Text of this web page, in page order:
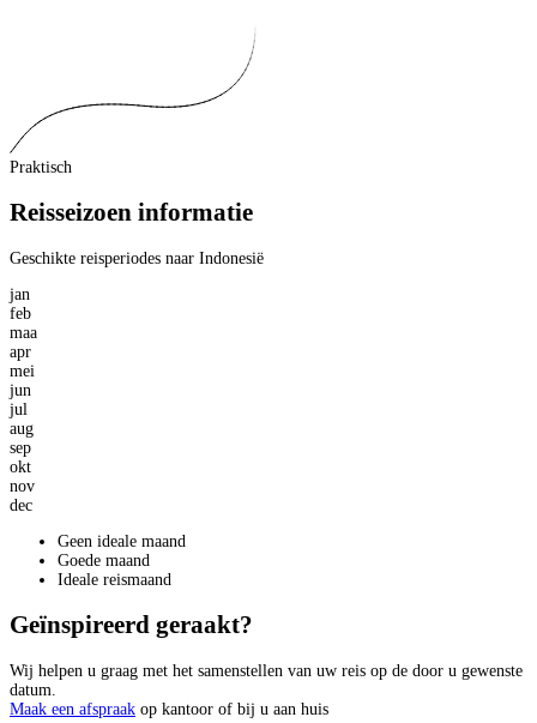
Praktisch
Reisseizoen informatie
Geschikte reisperiodes naar Indonesië
jan
feb
maa
apr
mei
jun
jul
aug
sep
okt
nov
dec
Geen ideale maand
Goede maand
Ideale reismaand
Geïnspireerd geraakt?
Wij helpen u graag met het samenstellen van uw reis op de door u gewenste
datum.
Maak een afspraak op kantoor of bij u aan huis